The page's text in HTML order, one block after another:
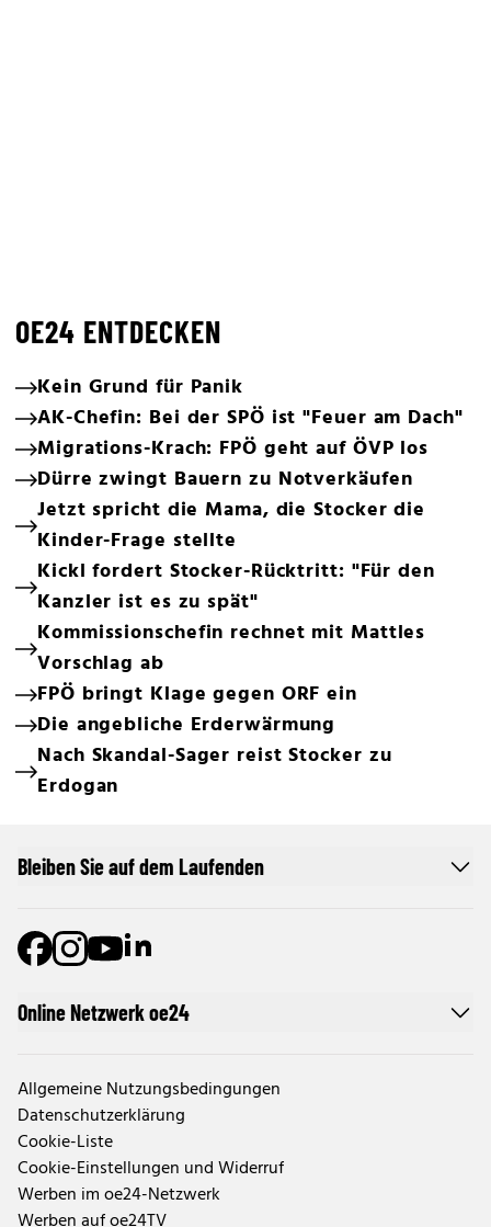
OE24 ENTDECKEN
Kein Grund für Panik
AK-Chefin: Bei der SPÖ ist "Feuer am Dach"
Migrations-Krach: FPÖ geht auf ÖVP los
Dürre zwingt Bauern zu Notverkäufen
Jetzt spricht die Mama, die Stocker die
Kinder-Frage stellte
Kickl fordert Stocker-Rücktritt: "Für den
Kanzler ist es zu spät"
Kommissionschefin rechnet mit Mattles
Vorschlag ab
FPÖ bringt Klage gegen ORF ein
Die angebliche Erderwärmung
Nach Skandal-Sager reist Stocker zu
Erdogan
Online Netzwerk oe24
Allgemeine Nutzungsbedingungen
Datenschutzerklärung
Cookie-Liste
Cookie-Einstellungen und Widerruf
Werben im oe24-Netzwerk
Werben auf oe24TV
Bleiben Sie auf dem Laufenden